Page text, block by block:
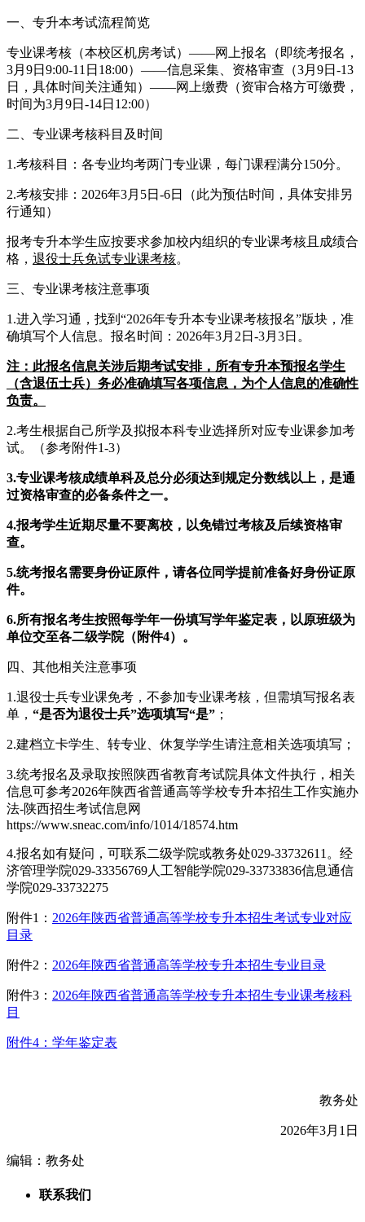
一、专升本考试流程简览
专业课考核（本校区机房考试）——网上报名（即统考报名，
3月9日9:00-11日18:00）——信息采集、资格审查（3月9日-13
日，具体时间关注通知）——网上缴费（资审合格方可缴费，
时间为3月9日-14日12:00）
二、专业课考核科目及时间
1.考核科目：各专业均考两门专业课，每门课程满分150分。
2.考核安排：2026年3月5日-6日（此为预估时间，具体安排另
行通知）
报考专升本学生应按要求参加校内组织的专业课考核且成绩合
格， 退役士兵免试专业课考核。
三、专业课考核注意事项
1.进入学习通，找到“2026年专升本专业课考核报名”版块，准
确填写个人信息。报名时间：2026年3月2日-3月3日。
注：此报名信息关涉后期考试安排，所有专升本预报名学生
（含退伍士兵）务必准确填写各项信息，为个人信息的准确性
负责。
2.考生根据自己所学及拟报本科专业选择所对应专业课参加考
试。（参考附件1-3）
3.专业课考核成绩单科及总分必须达到规定分数线以上，是通
过资格审查的必备条件之一。
4.报考学生近期尽量不要离校，以免错过考核及后续资格审
查。
5.统考报名需要身份证原件，请各位同学提前准备好身份证原
件。
6.所有报名考生按照每学年一份填写学年鉴定表，以原班级为
单位交至各二级学院（附件4）。
四、其他相关注意事项
1.退役士兵专业课免考，不参加专业课考核，但需填写报名表
单， “是否为退役士兵”选项填写“是” ；
2.建档立卡学生、转专业、休复学学生请注意相关选项填写；
3.统考报名及录取按照陕西省教育考试院具体文件执行，相关
信息可参考2026年陕西省普通高等学校专升本招生工作实施办
法-陕西招生考试信息网
https://www.sneac.com/info/1014/18574.htm
4.报名如有疑问，可联系二级学院或教务处029-33732611。经
济管理学院029-33356769人工智能学院029-33733836信息通信
学院029-33732275
附件1： 2026年陕西省普通高等学校专升本招生考试专业对应
目录
附件2： 2026年陕西省普通高等学校专升本招生专业目录
附件3： 2026年陕西省普通高等学校专升本招生专业课考核科
目
附件4：学年鉴定表
教务处
2026年3月1日
编辑：教务处
联系我们